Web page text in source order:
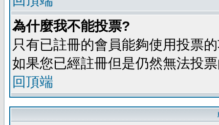
為什麼我不能投票?
只有已註冊的會員能夠使用投票
如果您已經註冊但是仍然無法投
回頂端